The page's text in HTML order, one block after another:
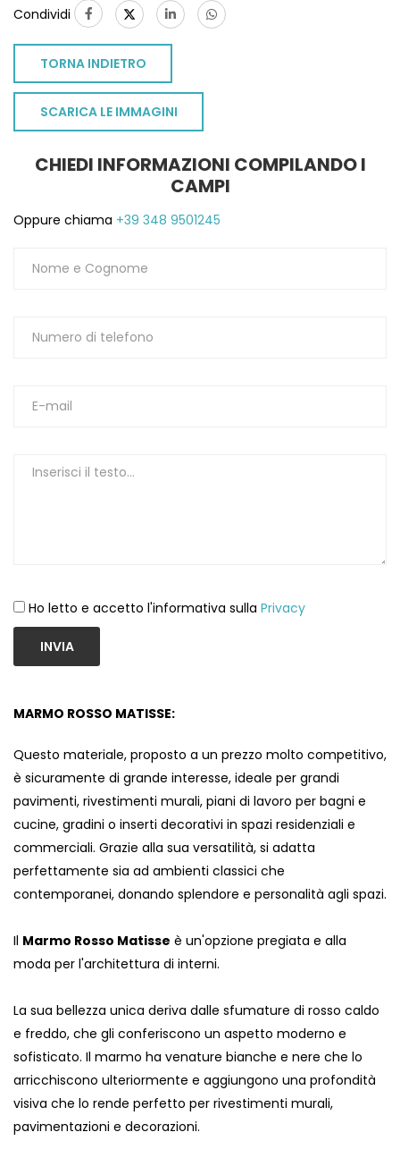
Condividi
TORNA INDIETRO
SCARICA LE IMMAGINI
CHIEDI INFORMAZIONI COMPILANDO I
CAMPI
Oppure chiama +39 348 9501245
Ho letto e accetto l'informativa sulla Privacy
INVIA
MARMO ROSSO MATISSE:
Questo materiale, proposto a un prezzo molto competitivo,
è sicuramente di grande interesse, ideale per grandi
pavimenti, rivestimenti murali, piani di lavoro per bagni e
cucine, gradini o inserti decorativi in ​​spazi residenziali e
commerciali. Grazie alla sua versatilità, si adatta
perfettamente sia ad ambienti classici che
contemporanei, donando splendore e personalità agli spazi.
Il Marmo Rosso Matisse è un'opzione pregiata e alla
moda per l'architettura di interni.
La sua bellezza unica deriva dalle sfumature di rosso caldo
e freddo, che gli conferiscono un aspetto moderno e
sofisticato. Il marmo ha venature bianche e nere che lo
arricchiscono ulteriormente e aggiungono una profondità
visiva che lo rende perfetto per rivestimenti murali,
pavimentazioni e decorazioni.